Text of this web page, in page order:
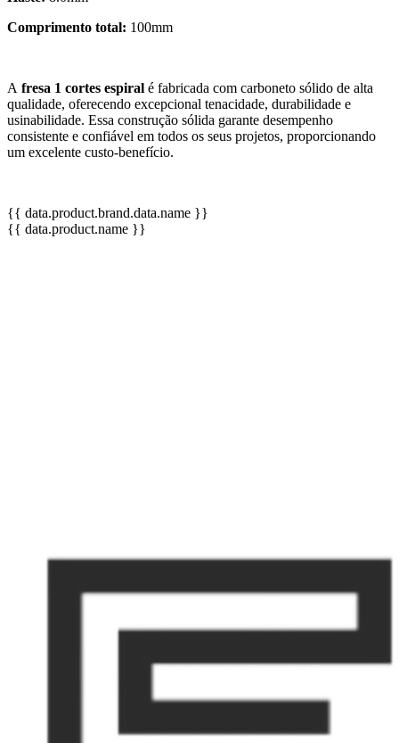
Comprimento total: 100mm
A fresa 1 cortes espiral é fabricada com carboneto sólido de alta
qualidade, oferecendo excepcional tenacidade, durabilidade e
usinabilidade. Essa construção sólida garante desempenho
consistente e confiável em todos os seus projetos, proporcionando
um excelente custo-benefício.
{{ data.product.brand.data.name }}
{{ data.product.name }}